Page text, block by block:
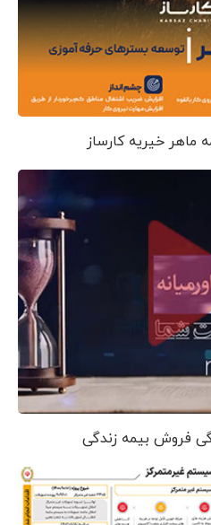
ماهر خیریه کارساز
فروش بیمه زندگی